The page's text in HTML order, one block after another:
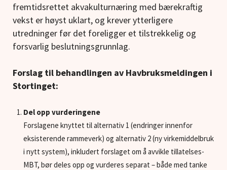
fremtidsrettet akvakulturnæring med bærekraftig
vekst er høyst uklart, og krever ytterligere
utredninger før det foreligger et tilstrekkelig og
forsvarlig beslutningsgrunnlag.
Forslag til behandlingen av Havbruksmeldingen i
Stortinget:
Del opp vurderingene
Forslagene knyttet til alternativ 1 (endringer innenfor
eksisterende rammeverk) og alternativ 2 (ny virkemiddelbruk
i nytt system), inkludert forslaget om å avvikle tillatelses-
MBT, bør deles opp og vurderes separat – både med tanke